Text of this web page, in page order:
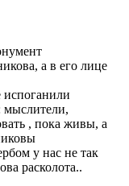
а в его лице
испоганили
мыслители,
, пока живы, а
у нас не так
расколота..